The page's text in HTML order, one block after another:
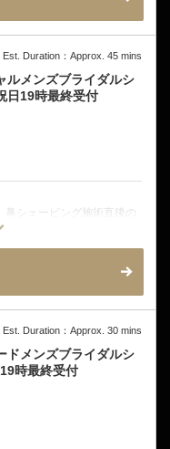
Est. Duration：Approx. 45 mins
ルメンズブライダルシ
19時最終受付
シェービング施術直後の
フェイスパック+お顔のリ
ムプレゼント
Est. Duration：Approx. 30 mins
ドメンズブライダルシ
時最終受付